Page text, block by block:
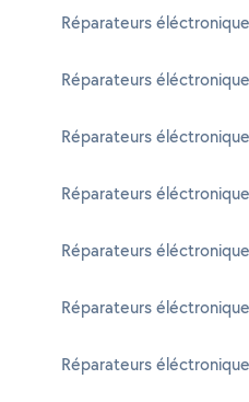
Réparateurs
Réparateurs
Réparateurs
Réparateurs
Réparateurs
Réparateurs
Réparateurs